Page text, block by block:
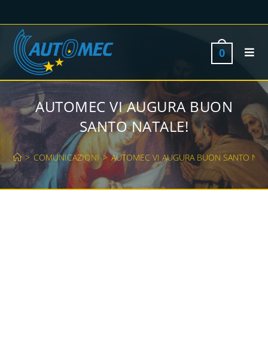
0
AUTOMEC VI AUGURA BUON
SANTO NATALE!
> COMUNICAZIONI > AUTOMEC VI AUGURA BUON SANTO